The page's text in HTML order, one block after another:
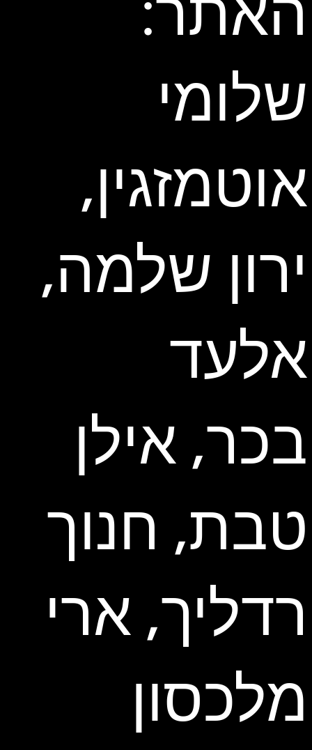
שלומי
אוטמזגין,
ירון שלמה,
אלעד
בכר, אילן
טבת, חנוך
רדליך, ארי
מלכסון